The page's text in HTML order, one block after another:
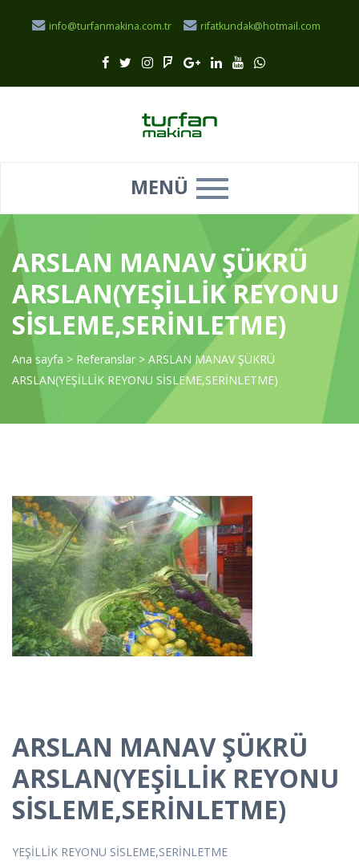
info@turfanmakina.com.tr rifatkundak@hotmail.com
MENÜ
ARSLAN MANAV ŞÜKRÜ
ARSLAN(YEŞİLLİK REYONU
SİSLEME,SERİNLETME)
Ana sayfa > Referanslar > ARSLAN MANAV ŞÜKRÜ
ARSLAN(YEŞİLLİK REYONU SİSLEME,SERİNLETME)
ARSLAN MANAV ŞÜKRÜ
ARSLAN(YEŞİLLİK REYONU
SİSLEME,SERİNLETME)
YEŞİLLİK REYONU SİSLEME,SERİNLETME